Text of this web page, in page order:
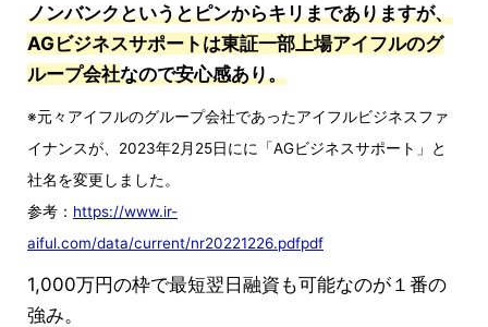
ノンバンクというとピンからキリまでありますが、
AGビジネスサポートは東証一部上場アイフルのグ
ループ会社なので安心感あり。
※元々アイフルのグループ会社であったアイフルビジネスファ
イナンスが、2023年2月25日にに「AGビジネスサポート」と
社名を変更しました。
参考： https://www.ir-
aiful.com/data/current/nr20221226.pdfpdf
1,000万円の枠で最短翌日融資も可能なのが１番の
強み。